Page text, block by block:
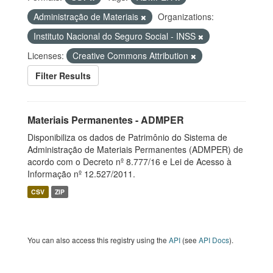
Administração de Materiais
Organizations:
Instituto Nacional do Seguro Social - INSS
Licenses:
Creative Commons Attribution
Filter Results
Materiais Permanentes - ADMPER
Disponibiliza os dados de Patrimônio do Sistema de
Administração de Materiais Permanentes (ADMPER) de
acordo com o Decreto nº 8.777/16 e Lei de Acesso à
Informação nº 12.527/2011.
CSV ZIP
You can also access this registry using the API (see API Docs).